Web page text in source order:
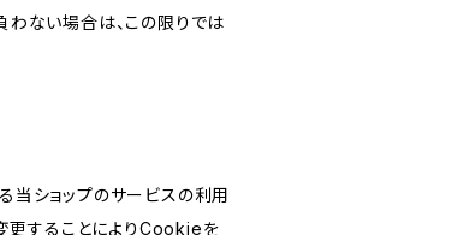
わない場合は、この限りでは
当ショップのサービスの利用
更することによりCookieを